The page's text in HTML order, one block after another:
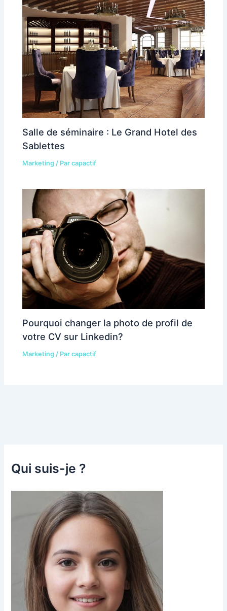
Salle de séminaire : Le Grand Hotel des
Sablettes
Marketing / Parcapactif
Pourquoi changer la photo de profil de
votre CV sur Linkedin?
Marketing / Parcapactif
Qui suis-je ?